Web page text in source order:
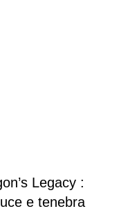
Legacy :
e tenebra